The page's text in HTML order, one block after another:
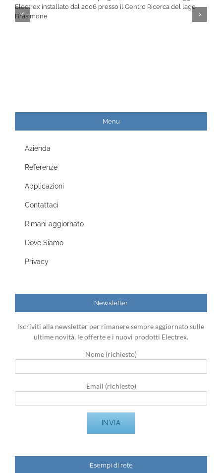
Electrex installato dal 2006 presso il Centro Ricerca del lago
Brasimone
Menu
Azienda
Referenze
Applicazioni
Contattaci
Rimani aggiornato
Dove Siamo
Privacy
Newsletter
Iscriviti alla newsletter per rimanere sempre aggiornato sulle
ultime novità, le offerte e i nuovi prodotti Electrex.
Nome (richiesto)
Email (richiesto)
Esempi di rete